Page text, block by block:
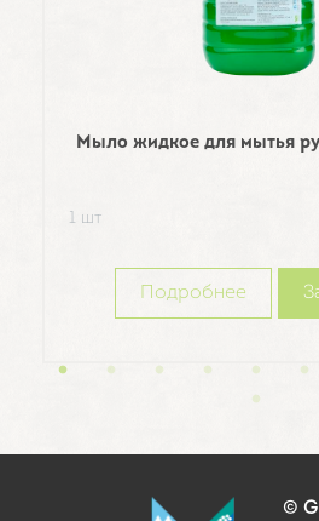
Мыло жидкое для мытья
1 шт
Подробнее
©